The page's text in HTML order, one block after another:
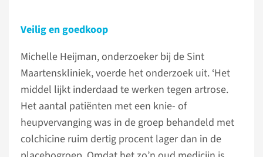
Veilig en goedkoop
Michelle Heijman, onderzoeker bij de Sint
Maartenskliniek, voerde het onderzoek uit. ‘Het
middel lijkt inderdaad te werken tegen artrose.
Het aantal patiënten met een knie- of
heupvervanging was in de groep behandeld met
colchicine ruim dertig procent lager dan in de